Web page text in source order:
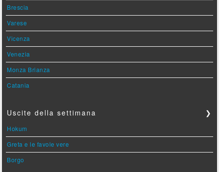
Brescia
Varese
Vicenza
Venezia
Monza Brianza
Catania
Uscite della settimana ❯
Hokum
Greta e le favole vere
Borgo